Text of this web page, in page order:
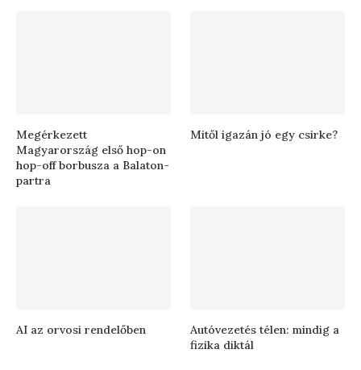
Megérkezett
Magyarország első hop-on
hop-off borbusza a Balaton-
partra
Mitől igazán jó egy csirke?
AI az orvosi rendelőben
Autóvezetés télen: mindig a
fizika diktál